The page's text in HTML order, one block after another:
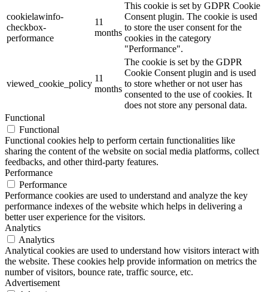
cookielawinfo-
checkbox-
performance
11
months
This cookie is set by GDPR Cookie
Consent plugin. The cookie is used
to store the user consent for the
cookies in the category
"Performance".
viewed_cookie_policy
11
months
The cookie is set by the GDPR
Cookie Consent plugin and is used
to store whether or not user has
consented to the use of cookies. It
does not store any personal data.
Functional
Functional
Functional cookies help to perform certain functionalities like
sharing the content of the website on social media platforms, collect
feedbacks, and other third-party features.
Performance
Performance
Performance cookies are used to understand and analyze the key
performance indexes of the website which helps in delivering a
better user experience for the visitors.
Analytics
Analytics
Analytical cookies are used to understand how visitors interact with
the website. These cookies help provide information on metrics the
number of visitors, bounce rate, traffic source, etc.
Advertisement